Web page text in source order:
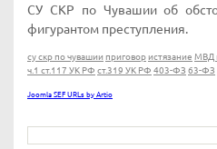
СУ СКР по Чувашии об
фигурантом преступления.
су скр по чувашии приговористязание МВД
ч.1 ст.117 УК РФ ст.319 УК РФ 403-ФЗ 63-ФЗ
Joomla SEF URLs by Artio